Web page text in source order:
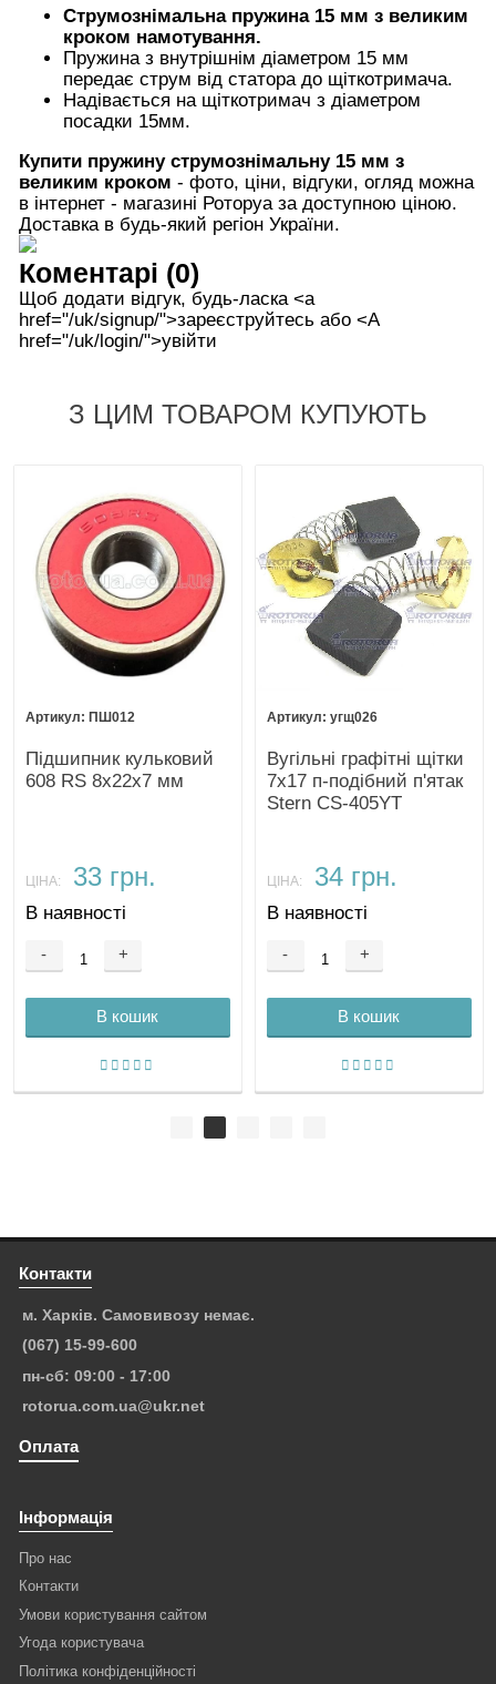
Струмознімальна пружина 15 мм з великим
кроком намотування.
Пружина з внутрішнім діаметром 15 мм
передає струм від статора до щіткотримача.
Надівається на щіткотримач з діаметром
посадки 15мм.
Купити пружину струмознімальну 15 мм з
великим кроком - фото, ціни, відгуки, огляд можна
в інтернет - магазині Роторуа за доступною ціною.
Доставка в будь-який регіон України.
Коментарі (0)
Щоб додати відгук, будь-ласка <а
href="/uk/signup/">зареєструйтесь або <А
href="/uk/login/">увійти
З ЦИМ ТОВАРОМ КУПУЮТЬ
ПШ012
Підшипник кульковий
608 RS 8х22х7 мм
ЦІНА: 33 грн.
В наявності
- +
В кошик
угщ026
Вугільні графітні щітки
7х17 п-подібний п'ятак
Stern CS-405YT
ЦІНА: 34 грн.
В наявності
- +
В кошик
Контакти
м. Харків. Самовивозу немає.
(067) 15-99-600
пн-сб: 09:00 - 17:00
rotorua.com.ua@ukr.net
Оплата
Інформація
Про нас
Контакти
Умови користування сайтом
Угода користувача
Політика конфіденційності